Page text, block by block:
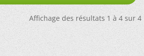
Affichage des résultats 1 à 4 sur 4